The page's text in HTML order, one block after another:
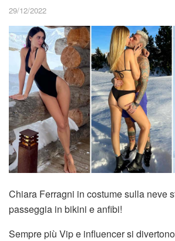
29/12/2022
Chiara Ferragni in costume sulla neve
passeggia in bikini e anfibi!
Sempre più Vip e influencer si